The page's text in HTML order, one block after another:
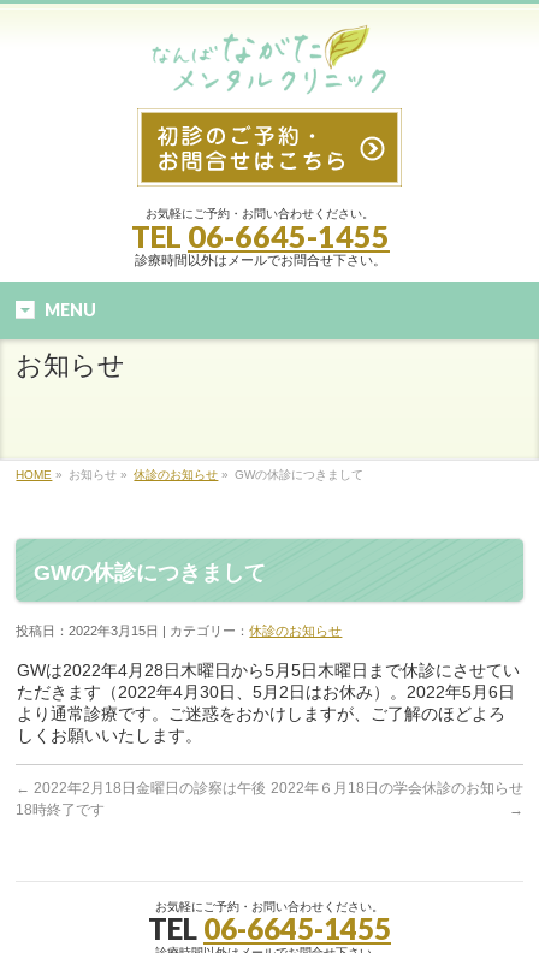
お気軽にご予約・お問い合わせください。
TEL 06-6645-1455
診療時間以外はメールでお問合せ下さい。
MENU
お知らせ
HOME » お知らせ » 休診のお知らせ » GWの休診につきまして
GWの休診につきまして
投稿日：2022年3月15日 | カテゴリー：休診のお知らせ
GWは2022年4月28日木曜日から5月5日木曜日まで休診にさせてい
ただきます（2022年4月30日、5月2日はお休み）。2022年5月6日
より通常診療です。ご迷惑をおかけしますが、ご了解のほどよろ
しくお願いいたします。
← 2022年2月18日金曜日の診察は午後
18時終了です
2022年６月18日の学会休診のお知らせ
→
お気軽にご予約・お問い合わせください。
TEL 06-6645-1455